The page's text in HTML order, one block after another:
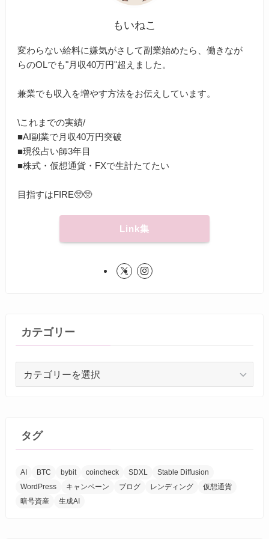
もいねこ
変わらない給料に嫌気がさして副業始めたら、働きなが
らのOLでも"月収40万円"超えました。
兼業でも収入を増やす方法をお伝えしています。
\これまでの実績/
■AI副業で月収40万円突破
■現役占い師3年目
■株式・仮想通貨・FXで生計たてたい
目指すはFIRE🥺🥺
Link集
カテゴリー
タグ
AI BTC bybit coincheck SDXL
Stable Diffusion
WordPress
キャンペーン ブログ レンディング
仮想通貨
暗号資産
生成AI